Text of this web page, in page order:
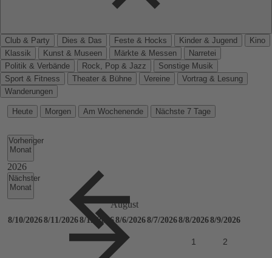
Club & Party Dies & Das Feste & Hocks Kinder & Jugend
Kino
Klassik
Kunst & Museen Märkte & Messen
Narretei
Politik & Verbände
Rock, Pop & Jazz
Sonstige Musik
Sport & Fitness
Theater & Bühne Vereine
Vortrag & Lesung
Wanderungen
Heute Morgen Am Wochenende Nächste 7 Tage
Vorheriger
Monat
Nächster
Monat